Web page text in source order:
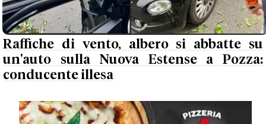
Raffiche di vento, albero si abbatte su
un'auto sulla Nuova Estense a Pozza:
conducente illesa